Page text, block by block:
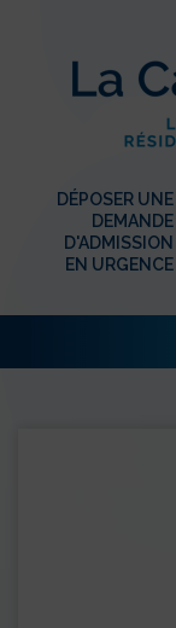
DÉPOSER UNE
DEMANDE
D'ADMISSION
EN URGENCE